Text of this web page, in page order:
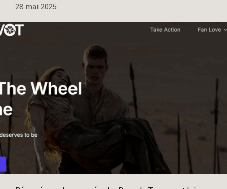
28 mai 2025